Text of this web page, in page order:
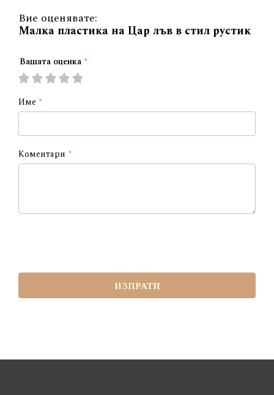
Вие оценявате:
Малка пластика на Цар лъв в стил рустик
Вашата оценка
1
2
3
4
Име
Коментари
ИЗПРАТИ